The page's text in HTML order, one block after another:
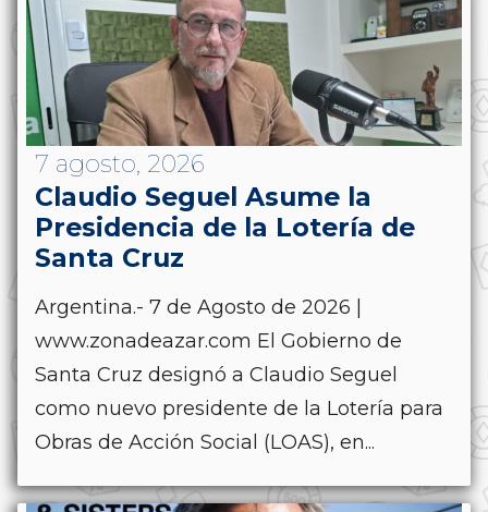
7 agosto, 2026
Claudio Seguel Asume la
Presidencia de la Lotería de
Santa Cruz
Argentina.- 7 de Agosto de 2026 |
www.zonadeazar.com El Gobierno de
Santa Cruz designó a Claudio Seguel
como nuevo presidente de la Lotería para
Obras de Acción Social (LOAS), en...